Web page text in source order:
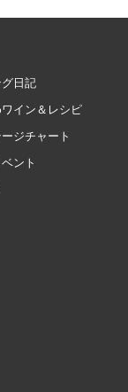
日記
イン＆レシピ
ジチャート
ント